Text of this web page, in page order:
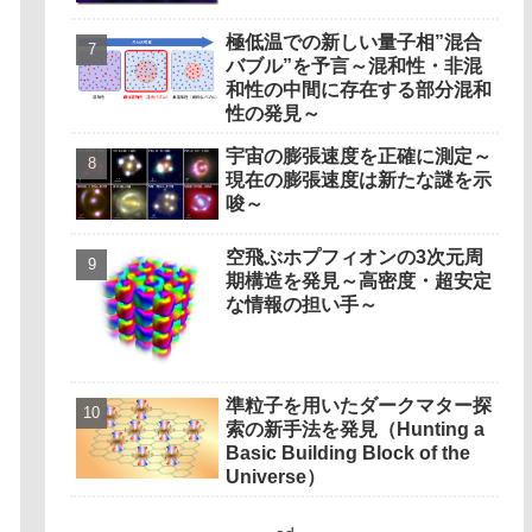
Stemming from Star Mergers,
Analysis Concludes)
極低温での新しい量子相”混合
バブル”を予言～混和性・非混
和性の中間に存在する部分混和
性の発見～
宇宙の膨張速度を正確に測定～
現在の膨張速度は新たな謎を示
唆～
空飛ぶホプフィオンの3次元周
期構造を発見～高密度・超安定
な情報の担い手～
準粒子を用いたダークマター探
索の新手法を発見（Hunting a
Basic Building Block of the
Universe）